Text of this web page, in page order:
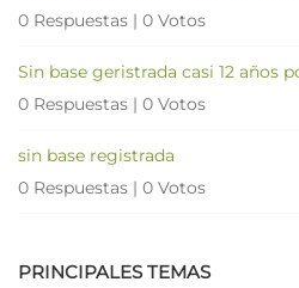
0 Respuestas | 0 Votos
Sin base geristrada casi 12 años
0 Respuestas | 0 Votos
sin base registrada
0 Respuestas | 0 Votos
PRINCIPALES TEMAS